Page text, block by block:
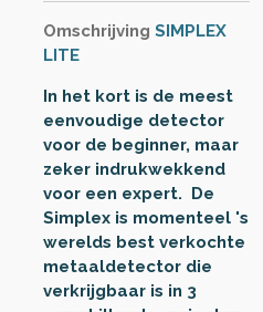
Omschrijving SIMPLEX
LITE
In het kort is de meest
eenvoudige detector
voor de beginner, maar
zeker indrukwekkend
voor een expert. De
Simplex is momenteel 's
werelds best verkochte
metaaldetector die
verkrijgbaar is in 3